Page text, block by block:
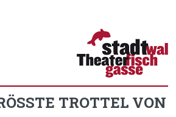
TROTTEL VON